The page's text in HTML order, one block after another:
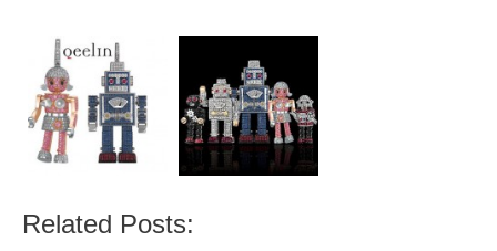
Related Posts: